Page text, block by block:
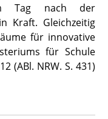
Tag nach der
Kraft. Gleichzeitig
für innovative
für Schule
(ABl. NRW. S. 431)